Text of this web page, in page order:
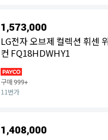
1,573,000
LG전자 오브제 컬렉션 휘센
컨 FQ18HDWHY1
구매999+
11번가
1,408,000